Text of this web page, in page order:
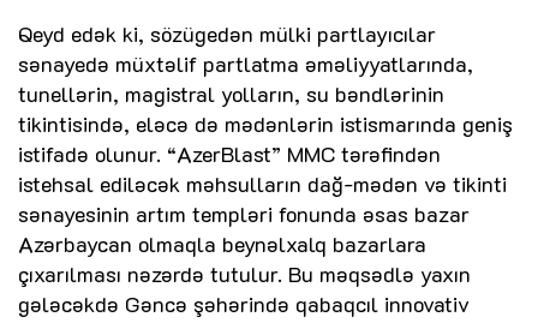
Qeyd edək ki, sözügedən mülki partlayıcılar
sənayedə müxtəlif partlatma əməliyyatlarında,
tunellərin, magistral yolların, su bəndlərinin
tikintisində, eləcə də mədənlərin istismarında geniş
istifadə olunur. “AzerBlast” MMC tərəfindən
istehsal ediləcək məhsulların dağ-mədən və tikinti
sənayesinin artım templəri fonunda əsas bazar
Azərbaycan olmaqla beynəlxalq bazarlara
çıxarılması nəzərdə tutulur. Bu məqsədlə yaxın
gələcəkdə Gəncə şəhərində qabaqcıl innovativ